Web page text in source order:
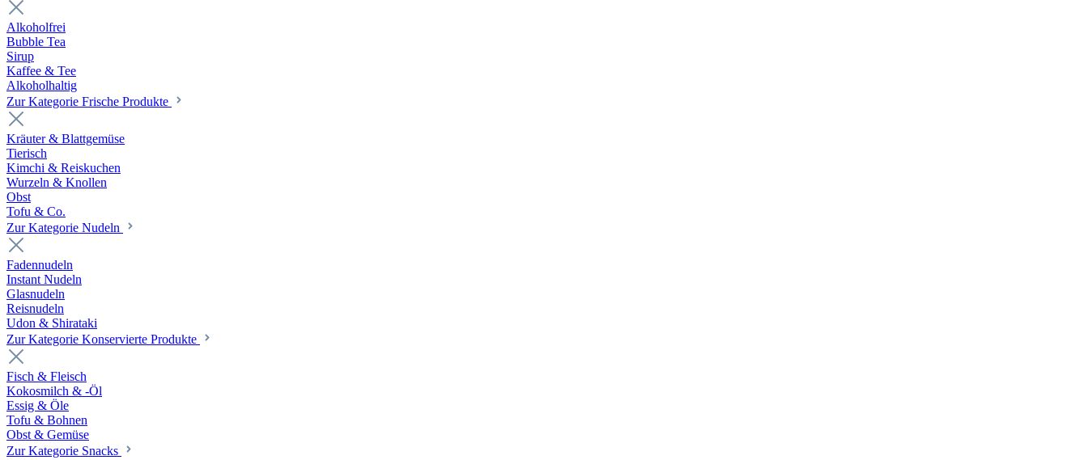
Alkoholfrei
Bubble Tea
Sirup
Kaffee & Tee
Alkoholhaltig
Zur Kategorie Frische Produkte
Kräuter & Blattgemüse
Tierisch
Kimchi & Reiskuchen
Wurzeln & Knollen
Obst
Tofu & Co.
Zur Kategorie Nudeln
Fadennudeln
Instant Nudeln
Glasnudeln
Reisnudeln
Udon & Shirataki
Zur Kategorie Konservierte Produkte
Fisch & Fleisch
Kokosmilch & -Öl
Essig & Öle
Tofu & Bohnen
Obst & Gemüse
Zur Kategorie Snacks